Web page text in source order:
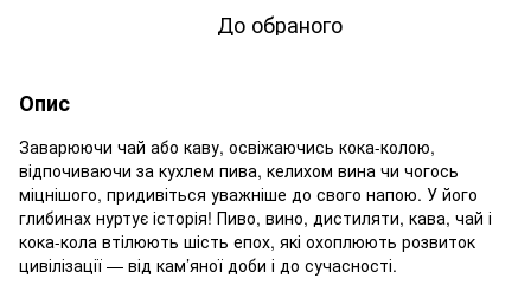
До обраного
Опис
Заварюючи чай або каву, освіжаючись кока-колою,
відпочиваючи за кухлем пива, келихом вина чи чогось
міцнішого, придивіться уважніше до свого напою. У його
глибинах нуртує історія! Пиво, вино, дистиляти, кава, чай і
кока-кола втілюють шість епох, які охоплюють розвиток
цивілізації — від кам’яної доби і до сучасності.